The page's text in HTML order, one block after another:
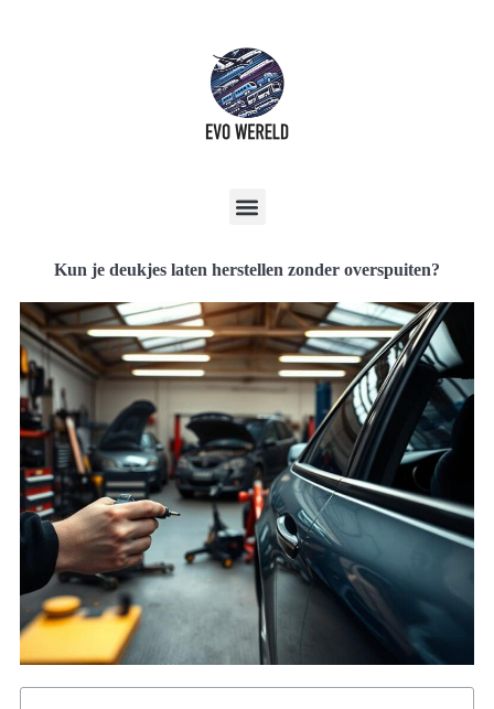
Kun je deukjes laten herstellen zonder overspuiten?